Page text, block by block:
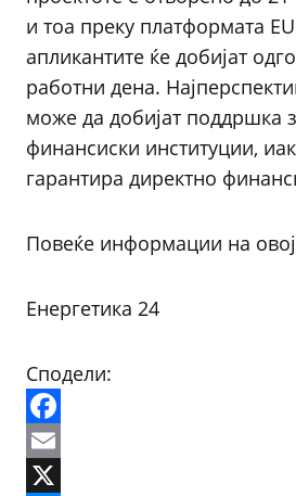
и тоа преку платформата
апликантите ќе добијат
работни дена.
може да добијат поддршка
финансиски институции,
гарантира директно
Повеќе информации на овој
Енергетика 24
Сподели:
Facebook
Email